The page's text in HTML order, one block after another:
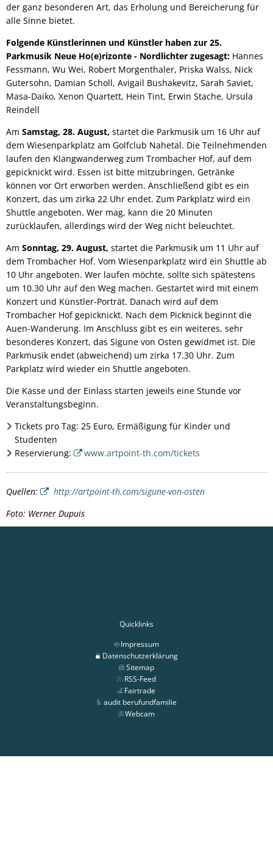
der ganz besonderen Art, das Erholung und Bereicherung für
alle Sinne bietet.
Folgende Künstlerinnen und Künstler haben zur 25.
Parkmusik Neue Ho(e)rizonte - Nordlichter zugesagt: Hannes
Fessmann, Wu Wei, Robert Morgenthaler, Priska Walss, Nick
Gutersohn, Damian Scholl, Avigail Bushakevitz, Sarah Saviet,
Masa-Daiko, Xenon Quartett, Hein Tint, Erwin Stache, Ursula
Reindell
Am Samstag, 28. August, startet die Parkmusik um 16 Uhr auf
dem Wiesenparkplatz am Golfclub Nahetal. Die Teilnehmenden
laufen den Klangwanderweg zum Trombacher Hof, auf dem
gepicknickt wird. Essen ist bitte mitzubringen, Getränke
können vor Ort erworben werden. Anschließend gibt es ein
Konzert, das um zirka 22 Uhr endet. Zum Parkplatz wird ein
Shuttle angeboten. Wer mag, kann die 20 Minuten
zurücklaufen, allerdings wird der Weg nicht beleuchtet.
Am Sonntag, 29. August, startet die Parkmusik um 11 Uhr auf
dem Trombacher Hof. Vom Wiesenparkplatz wird ein Shuttle ab
10 Uhr angeboten. Wer laufen möchte, sollte sich spätestens
um 10.30 Uhr auf den Weg machen. Gestartet wird mit einem
Konzert und Künstler-Porträt. Danach wird auf dem
Trombacher Hof gepicknickt. Nach dem Picknick beginnt die
Auen-Wanderung. Im Anschluss gibt es ein weiteres, sehr
besonderes Konzert, das Sigune von Osten gewidmet ist. Die
Parkmusik endet (abweichend) um zirka 17.30 Uhr. Zum
Parkplatz wird wieder ein Shuttle angeboten.
Die Kasse und der Einlass starten jeweils eine Stunde vor
Veranstaltungsbeginn.
Tickets pro Tag: 25 Euro, Ermäßigung für Kinder und
Studenten
Reservierung:
www.artpoint-th.com/tickets
Quellen:
http://artpoint-th.com/sigune-von-osten
Foto: Werner Dupuis
Quicklinks
Impressum
Datenschutzerklärung
Sitemap
RSS-Feed
Fairtrade
audit berufundfamilie
Webcam